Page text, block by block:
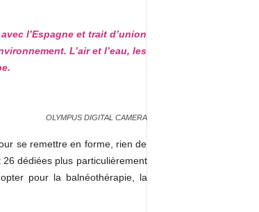
l’Espagne et trait d’union
L’air et l’eau, les
OLYMPUS DIGITAL CAMERA
se remettre en forme, rien de
dédiées plus particulièrement
pour la balnéothérapie, la